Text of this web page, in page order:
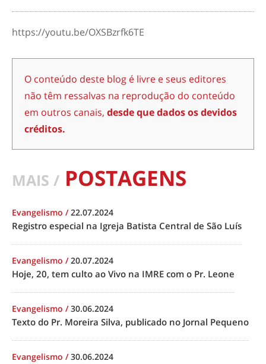
https://youtu.be/OXSBzrfk6TE
O conteúdo deste blog é livre e seus editores
não têm ressalvas na reprodução do conteúdo
em outros canais, desde que dados os devidos
créditos.
MAIS / POSTAGENS
Evangelismo /22.07.2024
Registro especial na Igreja Batista Central de São Luís
Evangelismo /20.07.2024
Hoje, 20, tem culto ao Vivo na IMRE com o Pr. Leone
Evangelismo /30.06.2024
Texto do Pr. Moreira Silva, publicado no Jornal Pequeno
Evangelismo /30.06.2024